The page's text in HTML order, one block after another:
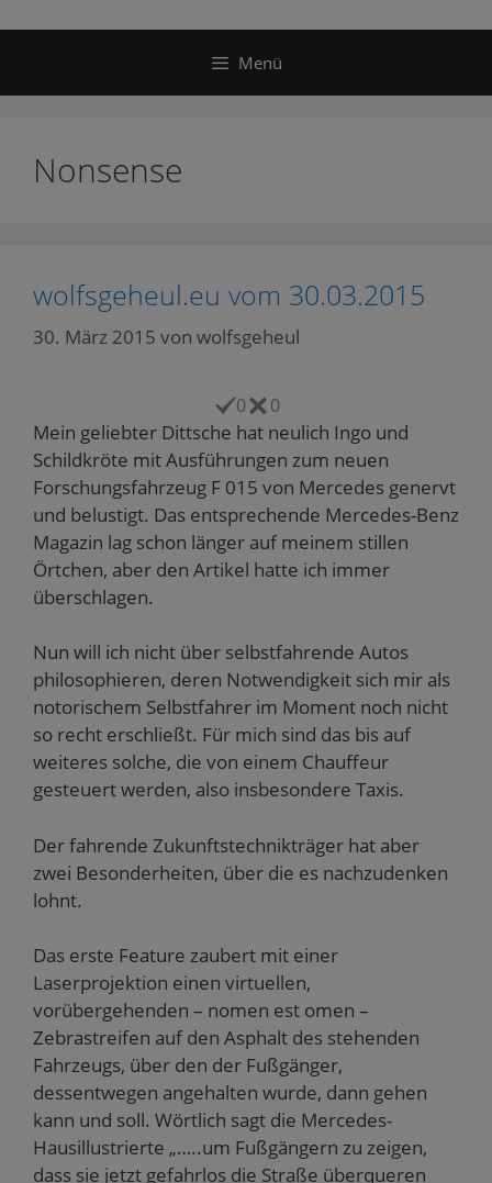
Menü
Nonsense
wolfsgeheul.eu vom 30.03.2015
30. März 2015 von wolfsgeheul
0 0
Mein geliebter Dittsche hat neulich Ingo und
Schildkröte mit Ausführungen zum neuen
Forschungsfahrzeug F 015 von Mercedes genervt
und belustigt. Das entsprechende Mercedes-Benz
Magazin lag schon länger auf meinem stillen
Örtchen, aber den Artikel hatte ich immer
überschlagen.
Nun will ich nicht über selbstfahrende Autos
philosophieren, deren Notwendigkeit sich mir als
notorischem Selbstfahrer im Moment noch nicht
so recht erschließt. Für mich sind das bis auf
weiteres solche, die von einem Chauffeur
gesteuert werden, also insbesondere Taxis.
Der fahrende Zukunftstechnikträger hat aber
zwei Besonderheiten, über die es nachzudenken
lohnt.
Das erste Feature zaubert mit einer
Laserprojektion einen virtuellen,
vorübergehenden – nomen est omen –
Zebrastreifen auf den Asphalt des stehenden
Fahrzeugs, über den der Fußgänger,
dessentwegen angehalten wurde, dann gehen
kann und soll. Wörtlich sagt die Mercedes-
Hausillustrierte „…..um Fußgängern zu zeigen,
dass sie jetzt gefahrlos die Straße überqueren